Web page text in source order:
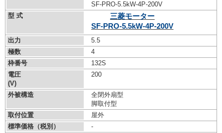
SF-PRO-5.5kW-4P-200V
型 式
三菱モーター
SF-PRO-5.5kW-4P-200V
出力
5.5
極数
4
枠番号
132S
電圧
(V)
200
外被構造
全閉外扇型
脚取付型
取付位置
屋外
標準価格（税別）
-